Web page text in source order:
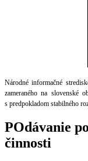
Národné informačné
zameraného na slovenské
s predpokladom stabilného
POdávanie
činnosti